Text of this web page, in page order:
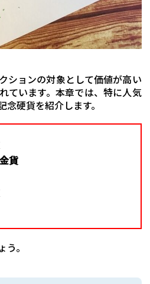
ションの対象として価値が高い
ています。本章では、特に人気
硬貨を紹介します。
貨
。